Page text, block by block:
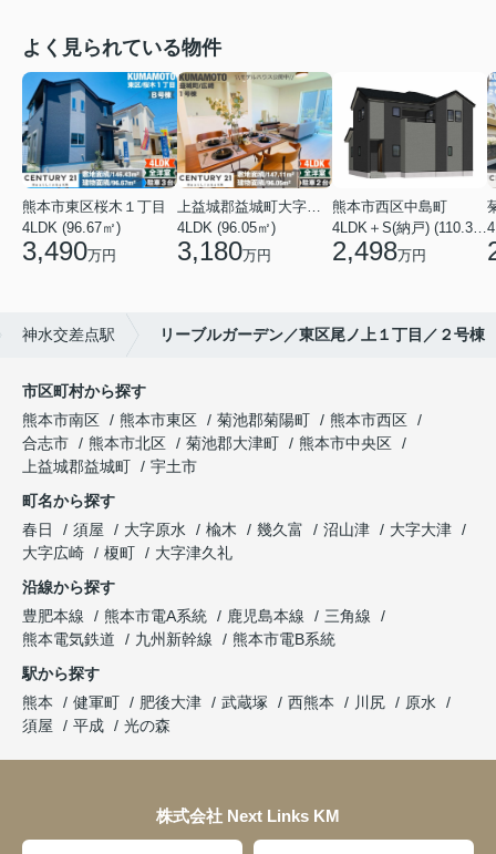
よく見られている物件
熊本市東区桜木１丁目
4LDK (96.67㎡)
3,490万円
上益城郡益城町大字広崎
4LDK (96.05㎡)
3,180万円
熊本市西区中島町
4LDK＋S(納戸) (110.37㎡)
2,498万円
神水交差点駅 リーブルガーデン／東区尾ノ上１丁目／２号棟
市区町村から探す
熊本市南区
熊本市東区 菊池郡菊陽町
熊本市西区
合志市
熊本市北区 菊池郡大津町
熊本市中央区
上益城郡益城町
宇土市
町名から探す
春日
須屋 大字原水 楡木 幾久富 沼山津
大字大津
大字広崎
榎町
大字津久礼
沿線から探す
豊肥本線
熊本市電A系統 鹿児島本線
三角線
熊本電気鉄道
九州新幹線
熊本市電B系統
駅から探す
熊本
健軍町 肥後大津 武蔵塚 西熊本 川尻
原水
須屋
平成 光の森
株式会社 Next Links KM